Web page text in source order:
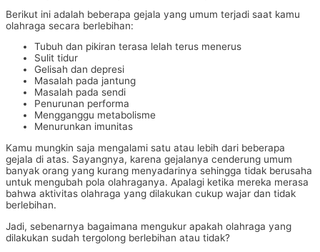
Berikut ini adalah beberapa gejala yang umum terjadi saat kamu
olahraga secara berlebihan:
Tubuh dan pikiran terasa lelah terus menerus
Sulit tidur
Gelisah dan depresi
Masalah pada jantung
Masalah pada sendi
Penurunan performa
Mengganggu metabolisme
Menurunkan imunitas
Kamu mungkin saja mengalami satu atau lebih dari beberapa
gejala di atas. Sayangnya, karena gejalanya cenderung umum
banyak orang yang kurang menyadarinya sehingga tidak berusaha
untuk mengubah pola olahraganya. Apalagi ketika mereka merasa
bahwa aktivitas olahraga yang dilakukan cukup wajar dan tidak
berlebihan.
Jadi, sebenarnya bagaimana mengukur apakah olahraga yang
dilakukan sudah tergolong berlebihan atau tidak?